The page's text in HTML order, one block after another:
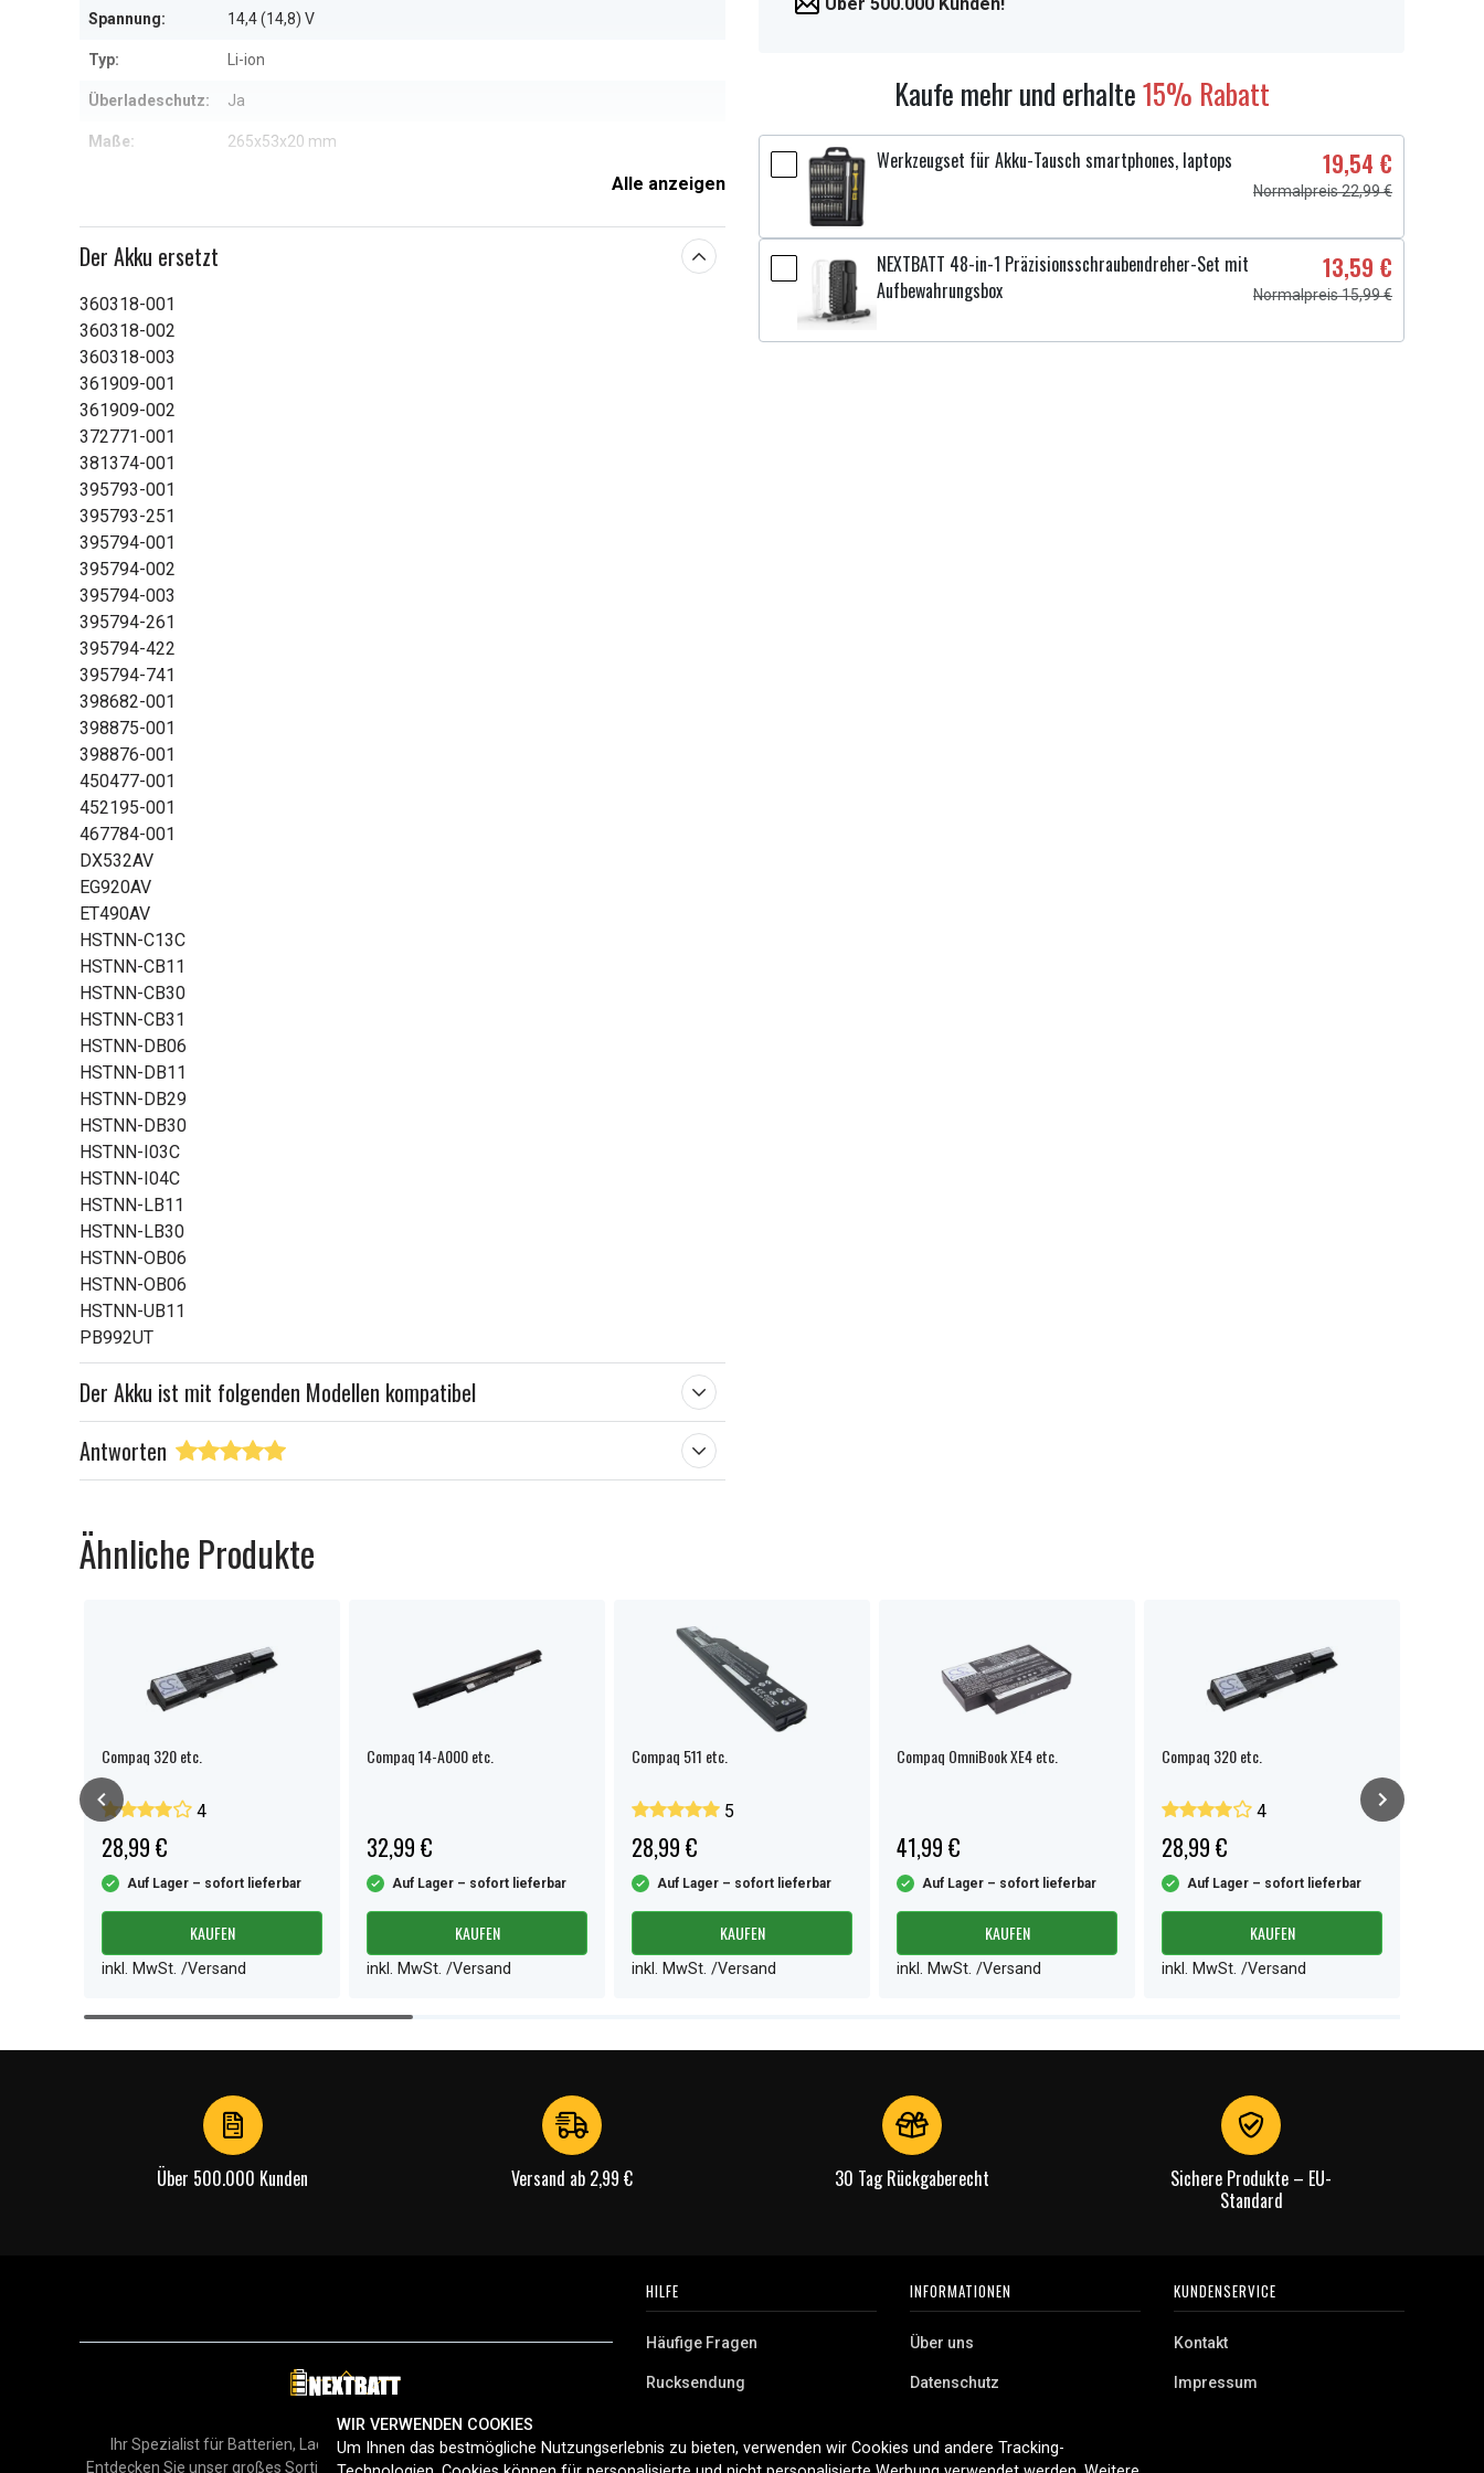
Spannung: 14,4 (14,8) V
Typ: Li-ion
Überladeschutz: Ja
Maße: 265x53x20 mm
Hinweis: Dieser Akku ist in zwei Spannungsausführungen erhältlich,
Alle anzeigen
Der Akku ersetzt
360318-001
360318-002
360318-003
361909-001
361909-002
372771-001
381374-001
395793-001
395793-251
395794-001
395794-002
395794-003
395794-261
395794-422
395794-741
398682-001
398875-001
398876-001
450477-001
452195-001
467784-001
DX532AV
EG920AV
ET490AV
HSTNN-C13C
HSTNN-CB11
HSTNN-CB30
HSTNN-CB31
HSTNN-DB06
HSTNN-DB11
HSTNN-DB29
HSTNN-DB30
HSTNN-I03C
HSTNN-I04C
HSTNN-LB11
HSTNN-LB30
HSTNN-OB06
HSTNN-OB06
HSTNN-UB11
PB992UT
Der Akku ist mit folgenden Modellen kompatibel
Antworten
Kaufe mehr und erhalte15% Rabatt
Werkzeugset für Akku-Tausch smartphones, laptops 19,54 €
Normalpreis 22,99 €
NEXTBATT 48-in-1 Präzisionsschraubendreher-Set mit
Aufbewahrungsbox
13,59 €
Normalpreis 15,99 €
Ähnliche Produkte
Compaq 320 etc.
4
28,99 €
Auf Lager – sofort lieferbar
KAUFEN
inkl. MwSt. /Versand
Compaq 14-A000 etc.
32,99 €
Auf Lager – sofort lieferbar
KAUFEN
inkl. MwSt. /Versand
Compaq 511 etc.
5
28,99 €
Auf Lager – sofort lieferbar
KAUFEN
inkl. MwSt. /Versand
Compaq OmniBook XE4 etc.
41,99 €
Auf Lager – sofort lieferbar
KAUFEN
inkl. MwSt. /Versand
Compaq 320 etc.
4
28,99 €
Auf Lager – sofort lieferbar
KAUFEN
inkl. MwSt. /Versand
Item
Über 500.000 Kunden Versand ab 2,99 € 30 Tag Rückgaberecht
Sichere Produkte – EU-
Standard
Ihr Spezialist für Batterien, Ladegeräte und Zubehör in Deutschland.
Entdecken Sie unser großes Sortiment für Smartphones, Haushaltsgeräte,
HILFE
Häufige Fragen
Rucksendung
INFORMATIONEN
Über uns
Datenschutz
KUNDENSERVICE
Kontakt
Impressum
WIR VERWENDEN COOKIES
Um Ihnen das bestmögliche Nutzungserlebnis zu bieten, verwenden wir Cookies und andere Tracking-